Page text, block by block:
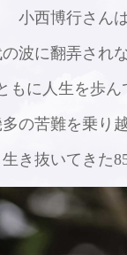
小西博行さん
波に翻弄され
もに人生を歩ん
多の苦難を乗り
生き抜いてきた